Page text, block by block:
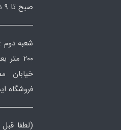
صبح تا ۹ شب.
شعبه دوم
۲۰۰
خیابان
فروشگاه
(لطفا